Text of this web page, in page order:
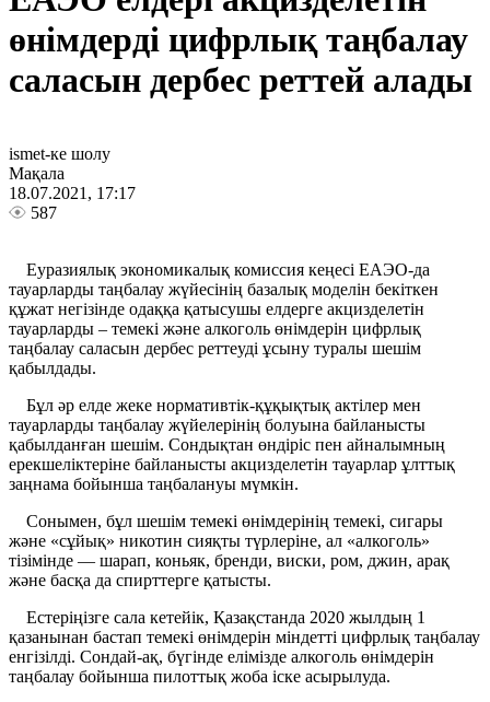
өнімдерді цифрлық таңбалау
саласын дербес реттей алады
ismet-ке шолу
Мақала
18.07.2021, 17:17
587
Еуразиялық экономикалық комиссия кеңесі ЕАЭО-да
тауарларды таңбалау жүйесінің базалық моделін бекіткен
құжат негізінде одаққа қатысушы елдерге акцизделетін
тауарларды – темекі және алкоголь өнімдерін цифрлық
таңбалау саласын дербес реттеуді ұсыну туралы шешім
қабылдады.
Бұл әр елде жеке нормативтік-құқықтық актілер мен
тауарларды таңбалау жүйелерінің болуына байланысты
қабылданған шешім. Сондықтан өндіріс пен айналымның
ерекшеліктеріне байланысты акцизделетін тауарлар ұлттық
заңнама бойынша таңбалануы мүмкін.
Сонымен, бұл шешім темекі өнімдерінің темекі, сигары
және «сұйық» никотин сияқты түрлеріне, ал «алкоголь»
тізімінде — шарап, коньяк, бренди, виски, ром, джин, арақ
және басқа да спирттерге қатысты.
Естеріңізге сала кетейік, Қазақстанда 2020 жылдың 1
қазанынан бастап темекі өнімдерін міндетті цифрлық таңбалау
енгізілді. Сондай-ақ, бүгінде елімізде алкоголь өнімдерін
таңбалау бойынша пилоттық жоба іске асырылуда.